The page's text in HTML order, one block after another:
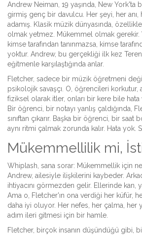
Andrew Neiman, 19 yaşında, New York'ta
girmiş genç bir davulcu. Her şeyi, her
adamış. Klasik müzik dünyasında,
olmak yetmez. Mükemmel olmak gerekir.
kimse tarafından tanınmazsa, kimse
yoktur. Andrew, bu gerçekliği ilk kez
eğitmenle karşılaştığında anlar.
Fletcher, sadece bir müzik öğretmeni
psikolojik savaşçı. O, öğrencileri korkutur,
fiziksel olarak itler, onları bir kere bile
Bir öğrenci, bir notayı yanlış çaldığında,
sınıftan çıkarır. Başka bir öğrenci, bir saat
aynı ritmi çalmak zorunda kalır. Hata yok.
Mükemmellilik mi,
Whiplash, sana sorar: Mükemmellik için ne
Andrew, ailesiyle ilişkilerini kaybeder.
ihtiyacını görmezden gelir. Ellerinde kan,
Ama o, Fletcher'ın ona verdiği her küfür,
daha iyi oluyor. Her nefes, her çalma, her
adım ileri gitmesi için bir hamle.
Fletcher, birçok insanın düşündüğü gibi,